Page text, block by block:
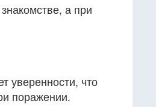
а при
уверенности, что
поражении.